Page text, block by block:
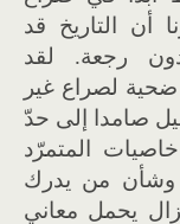
أن التاريخ قد
رجعة. لقد
ضحية لصراع غير
صامدا إلى حدّ
المتمرّد
وشأن من يدرك
يحمل معاني